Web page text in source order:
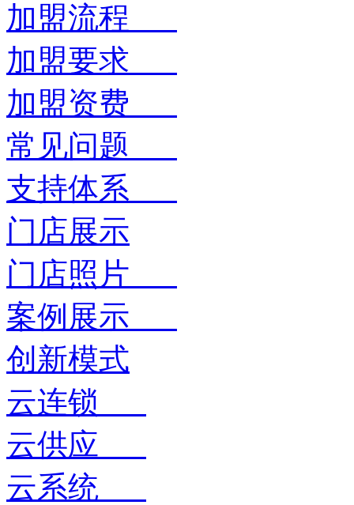
加盟流程
加盟要求
加盟资费
常见问题
支持体系
门店展示
门店照片
案例展示
创新模式
云连锁
云供应
云系统